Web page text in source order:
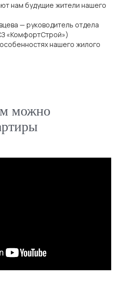
нам будущие жители нашего
— руководитель отдела
«КомфортСтрой»)
нашего жилого
можно